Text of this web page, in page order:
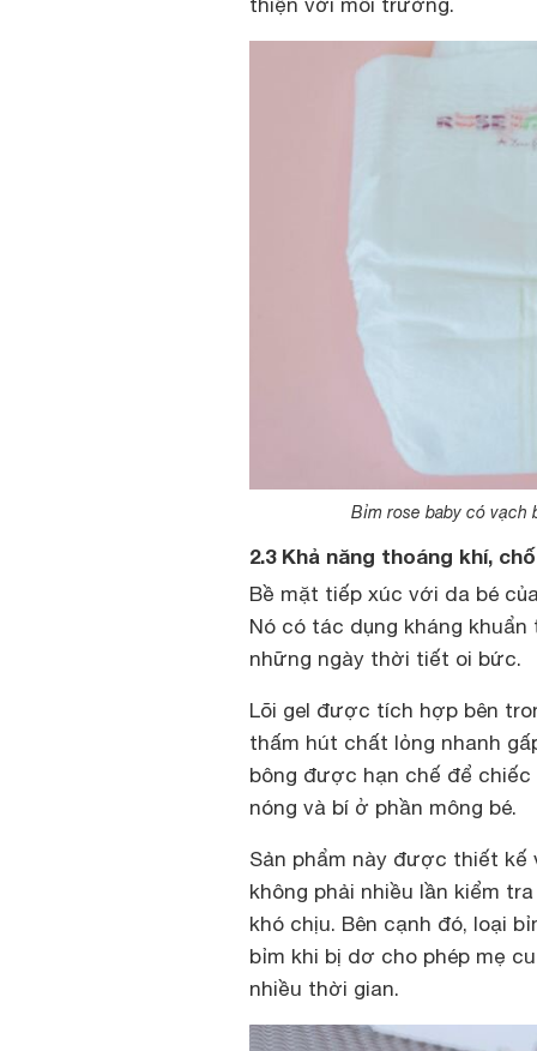
thiện với môi trường.
Bỉm rose baby có vạch
2.3 Khả năng thoáng khí,
Bề mặt tiếp xúc với da bé
Nó có tác dụng kháng
những ngày thời tiết oi bức.
Lõi gel được tích hợp bên
thấm hút chất lỏng nhanh
bông được hạn chế để
nóng và bí ở phần mông bé.
Sản phẩm này được thiết kế
không phải nhiều lần kiểm
khó chịu. Bên cạnh đó, loại
bỉm khi bị dơ cho phép mẹ
nhiều thời gian.